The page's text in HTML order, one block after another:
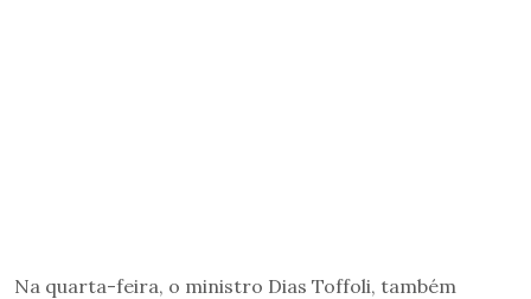
Na quarta-feira, o ministro Dias Toffoli, também